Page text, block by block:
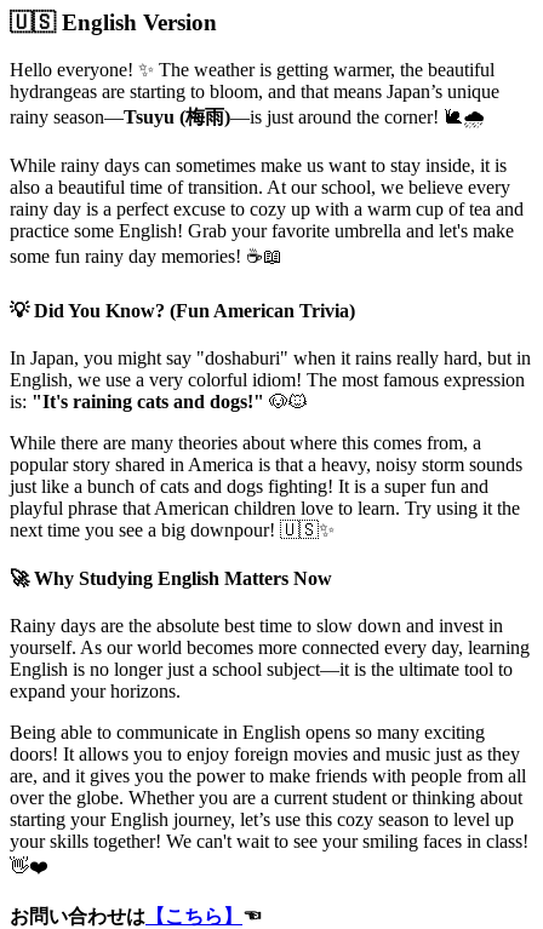
🇺🇸 English Version
Hello everyone! ✨ The weather is getting warmer, the beautiful
hydrangeas are starting to bloom, and that means Japan’s unique
rainy season—Tsuyu (梅雨)—is just around the corner! 🐌🌧️
While rainy days can sometimes make us want to stay inside, it is
also a beautiful time of transition. At our school, we believe every
rainy day is a perfect excuse to cozy up with a warm cup of tea and
practice some English! Grab your favorite umbrella and let's make
some fun rainy day memories! ☕📖
💡 Did You Know? (Fun American Trivia)
In Japan, you might say "doshaburi" when it rains really hard, but in
English, we use a very colorful idiom! The most famous expression
is: "It's raining cats and dogs!" 🐶🐱
While there are many theories about where this comes from, a
popular story shared in America is that a heavy, noisy storm sounds
just like a bunch of cats and dogs fighting! It is a super fun and
playful phrase that American children love to learn. Try using it the
next time you see a big downpour! 🇺🇸✨
🚀 Why Studying English Matters Now
Rainy days are the absolute best time to slow down and invest in
yourself. As our world becomes more connected every day, learning
English is no longer just a school subject—it is the ultimate tool to
expand your horizons.
Being able to communicate in English opens so many exciting
doors! It allows you to enjoy foreign movies and music just as they
are, and it gives you the power to make friends with people from all
over the globe. Whether you are a current student or thinking about
starting your English journey, let’s use this cozy season to level up
your skills together! We can't wait to see your smiling faces in class!
👋❤️
お問い合わせは 【こちら】 ☜